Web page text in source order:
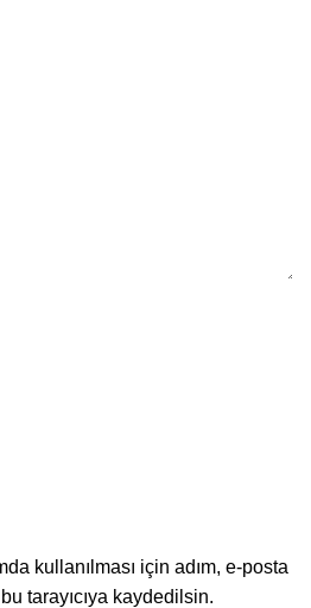
kullanılması için adım, e-posta
tarayıcıya kaydedilsin.